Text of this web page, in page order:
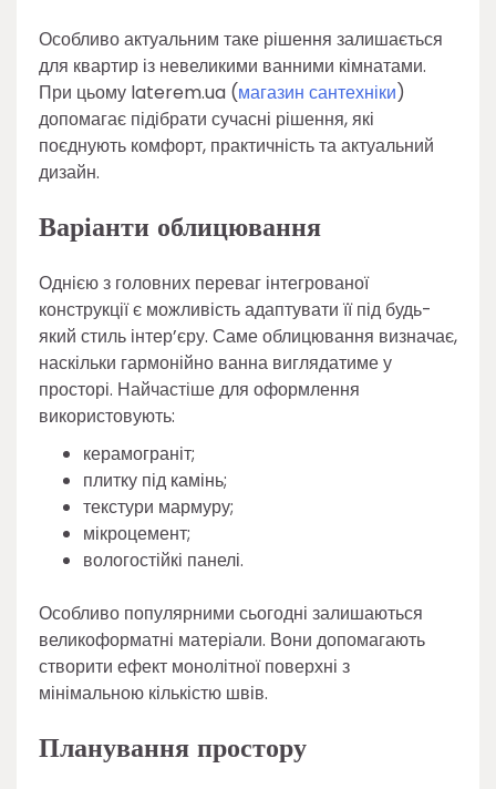
Особливо актуальним таке рішення залишається
для квартир із невеликими ванними кімнатами.
При цьому laterem.ua (магазин сантехніки)
допомагає підібрати сучасні рішення, які
поєднують комфорт, практичність та актуальний
дизайн.
Варіанти облицювання
Однією з головних переваг інтегрованої
конструкції є можливість адаптувати її під будь-
який стиль інтер’єру. Саме облицювання визначає,
наскільки гармонійно ванна виглядатиме у
просторі. Найчастіше для оформлення
використовують:
керамограніт;
плитку під камінь;
текстури мармуру;
мікроцемент;
вологостійкі панелі.
Особливо популярними сьогодні залишаються
великоформатні матеріали. Вони допомагають
створити ефект монолітної поверхні з
мінімальною кількістю швів.
Планування простору